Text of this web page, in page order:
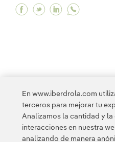
Facebook Ignacio
Twitter Ignacio
Linkedin
11 12 13 14
En www.iberdrola.com
terceros para mejorar tu
Analizamos la cantidad y
interacciones en nuestra
analizando de manera